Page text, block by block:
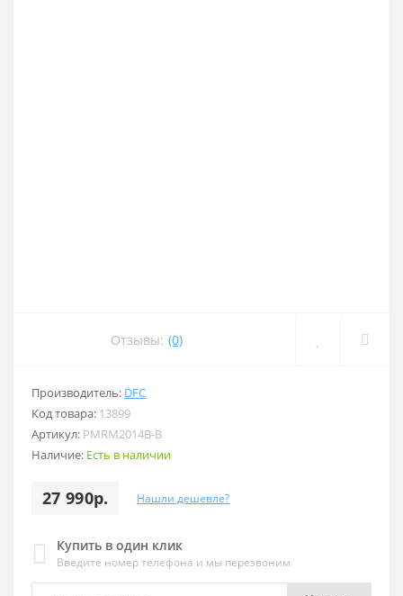
Отзывы: (0)
Производитель: DFC
Код товара: 13899
Артикул: PMRM2014B-B
Наличие: Есть в наличии
27 990р. Нашли дешевле?
Купить в один клик
Введите номер телефона и мы перезвоним